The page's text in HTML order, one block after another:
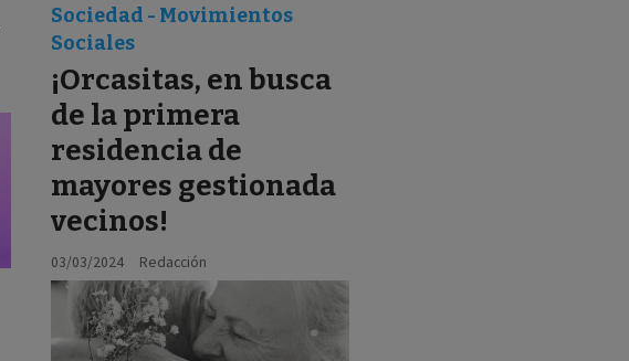
¡Orcasitas, en busca
de la primera
residencia de
mayores gestionada
vecinos!
Redacción
Sociedad - Movimientos
Sociales
03/03/2024